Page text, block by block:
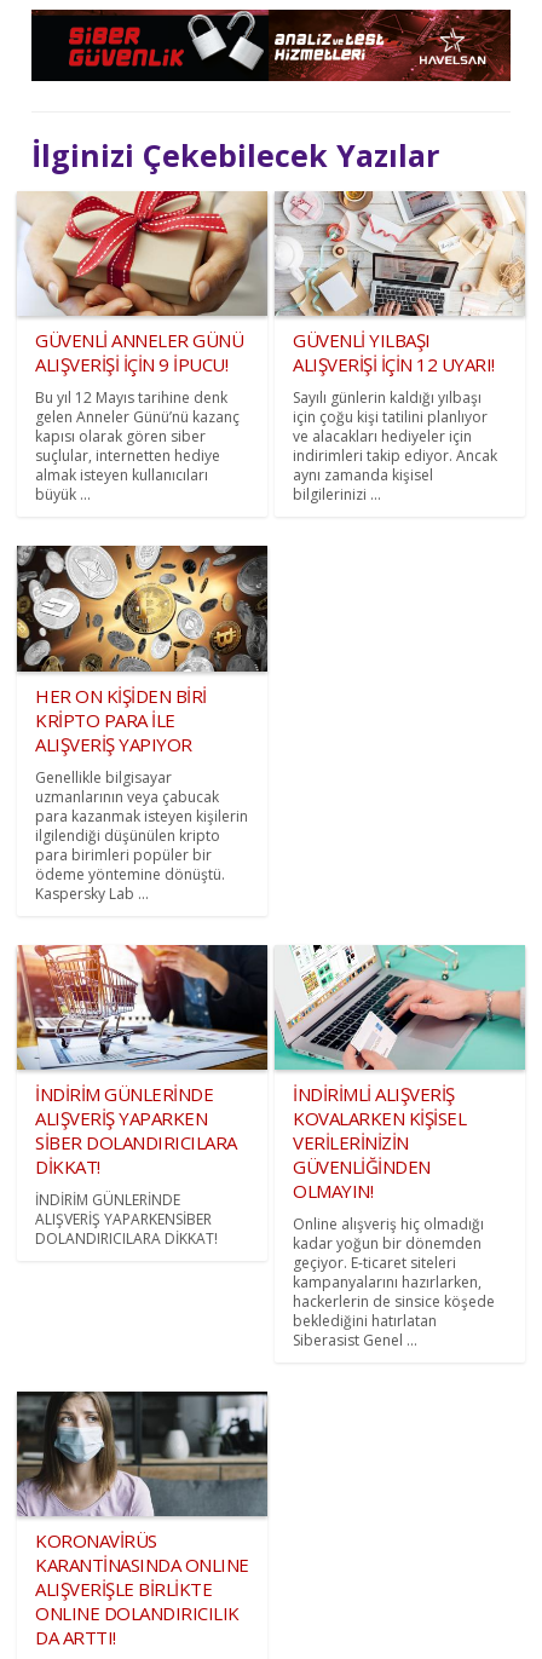
İlginizi Çekebilecek Yazılar
GÜVENLİ ANNELER GÜNÜ
ALIŞVERİŞİ İÇİN 9 İPUCU!
Bu yıl 12 Mayıs tarihine denk
gelen Anneler Günü’nü kazanç
kapısı olarak gören siber
suçlular, internetten hediye
almak isteyen kullanıcıları
büyük ...
GÜVENLİ YILBAŞI
ALIŞVERİŞİ İÇİN 12 UYARI!
Sayılı günlerin kaldığı yılbaşı
için çoğu kişi tatilini planlıyor
ve alacakları hediyeler için
indirimleri takip ediyor. Ancak
aynı zamanda kişisel
bilgilerinizi ...
HER ON KİŞİDEN BİRİ
KRİPTO PARA İLE
ALIŞVERİŞ YAPIYOR
Genellikle bilgisayar
uzmanlarının veya çabucak
para kazanmak isteyen kişilerin
ilgilendiği düşünülen kripto
para birimleri popüler bir
ödeme yöntemine dönüştü.
Kaspersky Lab ...
İNDİRİM GÜNLERİNDE
ALIŞVERİŞ YAPARKEN
SİBER DOLANDIRICILARA
DİKKAT!
İNDİRİM GÜNLERİNDE
ALIŞVERİŞ YAPARKENSİBER
DOLANDIRICILARA DİKKAT!
İNDİRİMLİ ALIŞVERİŞ
KOVALARKEN KİŞİSEL
VERİLERİNİZİN
GÜVENLİĞİNDEN
OLMAYIN!
Online alışveriş hiç olmadığı
kadar yoğun bir dönemden
geçiyor. E-ticaret siteleri
kampanyalarını hazırlarken,
hackerlerin de sinsice köşede
beklediğini hatırlatan
Siberasist Genel ...
KORONAVİRÜS
KARANTİNASINDA ONLINE
ALIŞVERİŞLE BİRLİKTE
ONLINE DOLANDIRICILIK
DA ARTTI!